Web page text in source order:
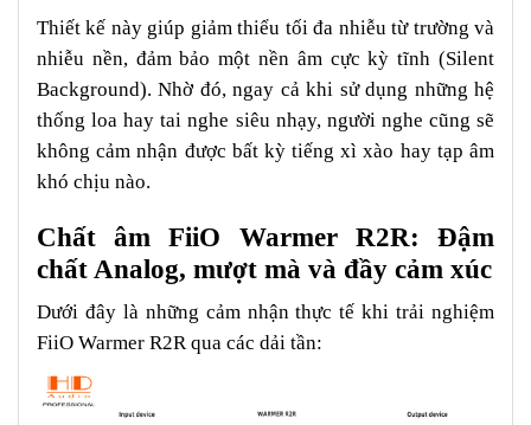
Thiết kế này giúp giảm thiểu tối đa nhiễu từ trường và
nhiễu nền, đảm bảo một nền âm cực kỳ tĩnh (Silent
Background). Nhờ đó, ngay cả khi sử dụng những hệ
thống loa hay tai nghe siêu nhạy, người nghe cũng sẽ
không cảm nhận được bất kỳ tiếng xì xào hay tạp âm
khó chịu nào.
Chất âm FiiO Warmer R2R: Đậm
chất Analog, mượt mà và đầy cảm xúc
Dưới đây là những cảm nhận thực tế khi trải nghiệm
FiiO Warmer R2R qua các dải tần: